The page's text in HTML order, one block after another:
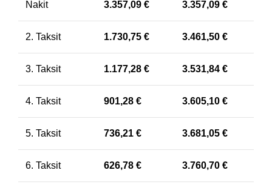
Nakit 3.357,09 € 3.357,09 €
2. Taksit 1.730,75 € 3.461,50 €
3. Taksit 1.177,28 € 3.531,84 €
4. Taksit 901,28 € 3.605,10 €
5. Taksit 736,21 € 3.681,05 €
6. Taksit 626,78 € 3.760,70 €